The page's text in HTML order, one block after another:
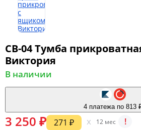
Детская
Прихожая
СВ-04 Тумба
Виктория
В наличии
4 платежа по 813
3 250 ₽ 271 ₽ x 12 мес !